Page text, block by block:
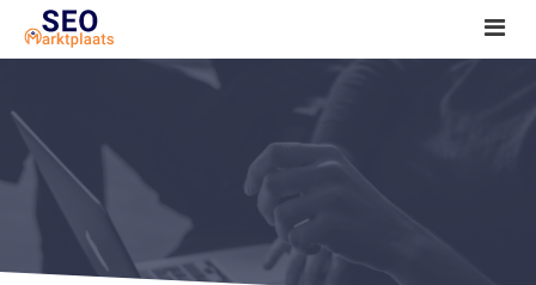
SEO tools reviews
Marketeer bij jou in de buurt?
Offerte
1. Seo voor beginners +
2. Onderzoeken +